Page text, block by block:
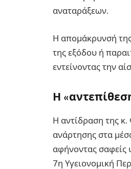
αναταράξεων.
Η απομάκρυνσή
της εξόδου ή
εντείνοντας την
Η
Η αντίδραση της
ανάρτησης στα
αφήνοντας σαφείς
7η Υγειονομική